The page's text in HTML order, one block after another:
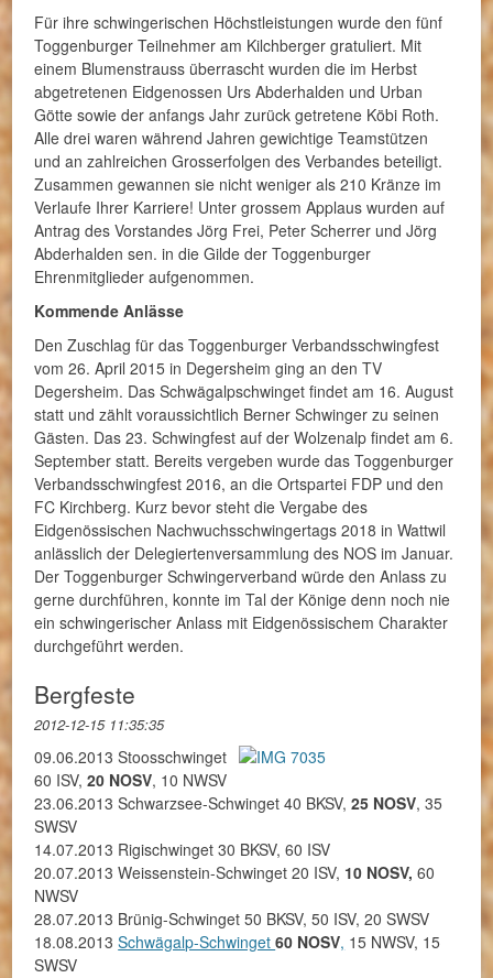
Für ihre schwingerischen Höchstleistungen wurde den fünf
Toggenburger Teilnehmer am Kilchberger gratuliert. Mit
einem Blumenstrauss überrascht wurden die im Herbst
abgetretenen Eidgenossen Urs Abderhalden und Urban
Götte sowie der anfangs Jahr zurück getretene Köbi Roth.
Alle drei waren während Jahren gewichtige Teamstützen
und an zahlreichen Grosserfolgen des Verbandes beteiligt.
Zusammen gewannen sie nicht weniger als 210 Kränze im
Verlaufe Ihrer Karriere! Unter grossem Applaus wurden auf
Antrag des Vorstandes Jörg Frei, Peter Scherrer und Jörg
Abderhalden sen. in die Gilde der Toggenburger
Ehrenmitglieder aufgenommen.
Kommende Anlässe
Den Zuschlag für das Toggenburger Verbandsschwingfest
vom 26. April 2015 in Degersheim ging an den TV
Degersheim. Das Schwägalpschwinget findet am 16. August
statt und zählt voraussichtlich Berner Schwinger zu seinen
Gästen. Das 23. Schwingfest auf der Wolzenalp findet am 6.
September statt. Bereits vergeben wurde das Toggenburger
Verbandsschwingfest 2016, an die Ortspartei FDP und den
FC Kirchberg. Kurz bevor steht die Vergabe des
Eidgenössischen Nachwuchsschwingertags 2018 in Wattwil
anlässlich der Delegiertenversammlung des NOS im Januar.
Der Toggenburger Schwingerverband würde den Anlass zu
gerne durchführen, konnte im Tal der Könige denn noch nie
ein schwingerischer Anlass mit Eidgenössischem Charakter
durchgeführt werden.
Bergfeste
2012-12-15 11:35:35
09.06.2013 Stoosschwinget
60 ISV,20 NOSV, 10 NWSV
23.06.2013 Schwarzsee-Schwinget 40 BKSV,25 NOSV, 35
SWSV
14.07.2013 Rigischwinget 30 BKSV, 60 ISV
20.07.2013 Weissenstein-Schwinget 20 ISV, 10 NOSV,60
NWSV
28.07.2013 Brünig-Schwinget 50 BKSV, 50 ISV, 20 SWSV
18.08.2013Schwägalp-Schwinget60 NOSV, 15 NWSV, 15
SWSV